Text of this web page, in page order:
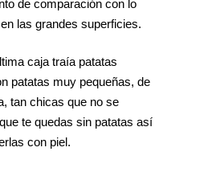
de comparación con lo
las grandes superficies.
caja traía patatas
patatas muy pequeñas, de
tan chicas que no se
te quedas sin patatas así
con piel.